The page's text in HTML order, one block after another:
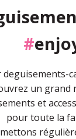
#
deguisements-
un grand
et
pour toute la